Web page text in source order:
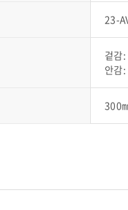
23-
겉
안감
300